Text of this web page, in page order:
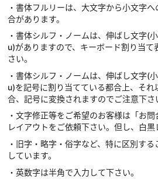
・書体フルリーは、大文字から小文字
合があります。
・書体シルフ・ノームは、伸ばし文字(
u)がありますので、キーボード割り当
さい。
・書体シルフ・ノームは、伸ばし文字(
u)を記号に割り当てている都合上、そ
合、記号に変換されますのでご注意下さ
・文字修正等をご希望のお客様は「お
レイアウトをご依頼下さい。但し、白黒
・旧字・略字・俗字など、特に区別す
しています。
・英数字は半角で入力して下さい。